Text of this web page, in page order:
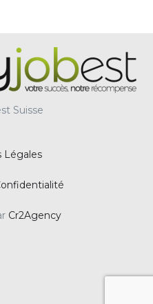
Suisse
Légales
Cr2Agency